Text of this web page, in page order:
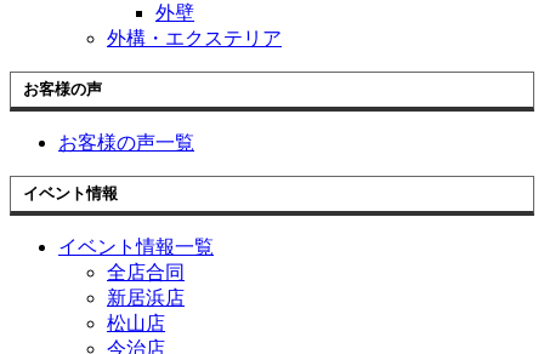
外壁
外構・エクステリア
お客様の声
お客様の声一覧
イベント情報
イベント情報一覧
全店合同
新居浜店
松山店
今治店